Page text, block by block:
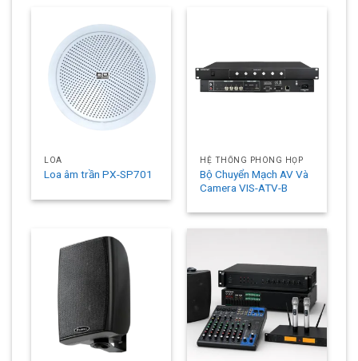
LOA
Loa âm trần PX-SP701
HỆ THỐNG PHÒNG HỌP
Bộ Chuyển Mạch AV Và
Camera VIS-ATV-B